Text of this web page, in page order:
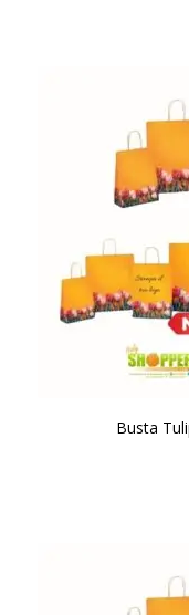
Busta